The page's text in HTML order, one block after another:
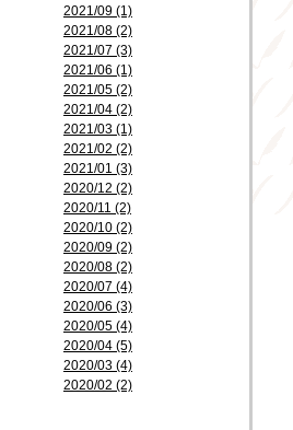
2021/09 (1)
2021/08 (2)
2021/07 (3)
2021/06 (1)
2021/05 (2)
2021/04 (2)
2021/03 (1)
2021/02 (2)
2021/01 (3)
2020/12 (2)
2020/11 (2)
2020/10 (2)
2020/09 (2)
2020/08 (2)
2020/07 (4)
2020/06 (3)
2020/05 (4)
2020/04 (5)
2020/03 (4)
2020/02 (2)